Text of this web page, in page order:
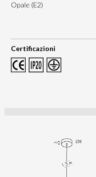
Opale (E2)
Certificazioni